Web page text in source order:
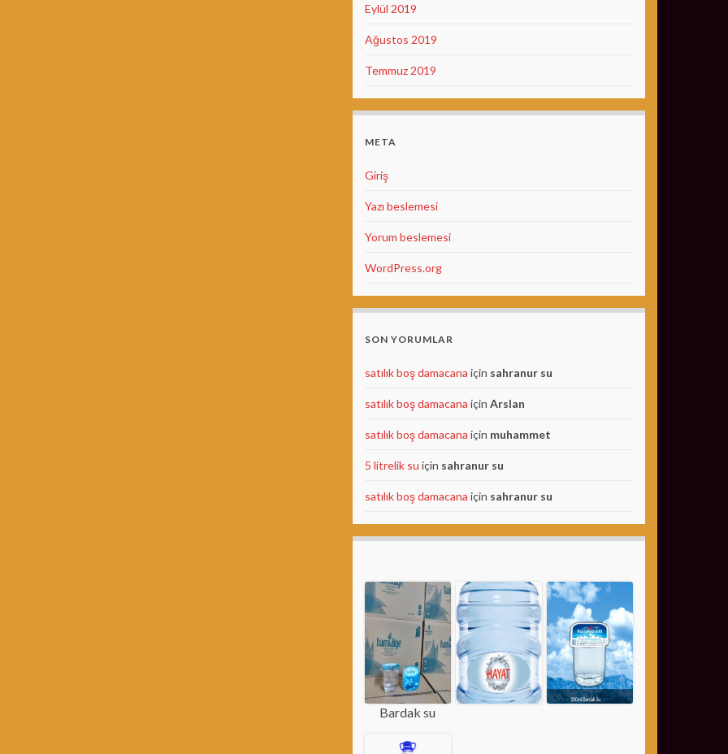
Eylül 2019
Ağustos 2019
Temmuz 2019
META
Giriş
Yazı beslemesi
Yorum beslemesi
WordPress.org
SON YORUMLAR
satılık boş damacana için sahranur su
satılık boş damacana için Arslan
satılık boş damacana için muhammet
5 litrelik su için sahranur su
satılık boş damacana için sahranur su
Bardak su